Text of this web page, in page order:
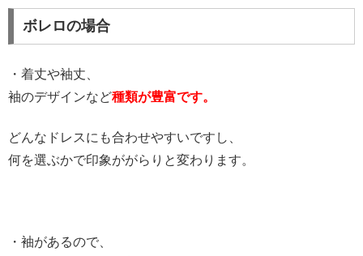
ボレロの場合
・着丈や袖丈、
袖のデザインなど種類が豊富です。
どんなドレスにも合わせやすいですし、
何を選ぶかで印象ががらりと変わります。
・袖があるので、